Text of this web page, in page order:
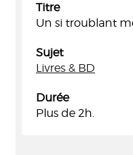
Titre
Un si troublant
Sujet
Livres & BD
Durée
Plus de 2h.